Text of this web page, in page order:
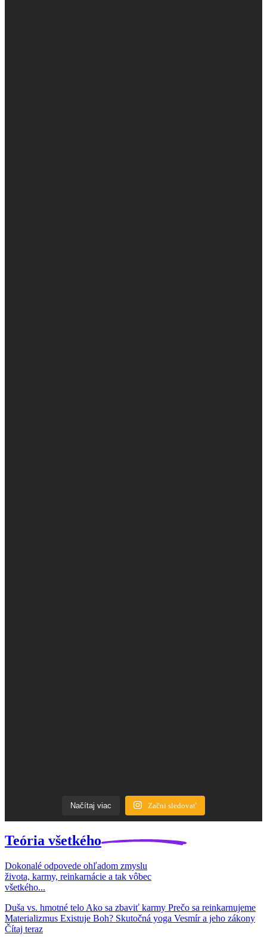
Načítaj viac Začni sledovať
Teória všetkého
Dokonalé odpovede ohľadom zmyslu
života, karmy, reinkarnácie a tak vôbec
všetkého...
Duša vs. hmotné telo Ako sa zbaviť karmy Prečo sa reinkarnujeme
Materializmus Existuje Boh? Skutočná yoga Vesmír a jeho zákony
Čítaj teraz